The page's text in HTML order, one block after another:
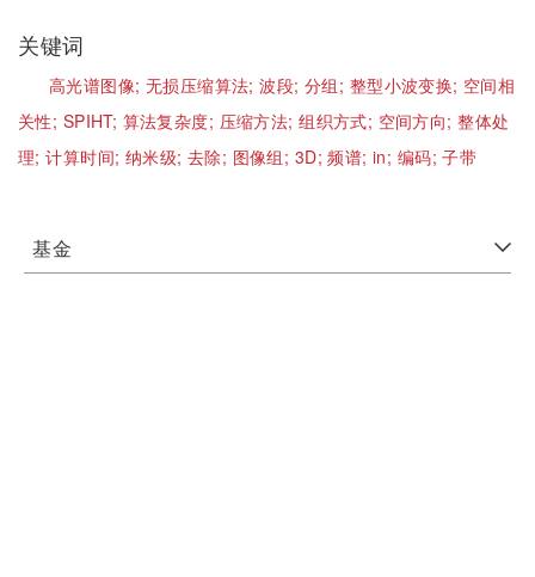
关键词
高光谱图像; 无损压缩算法;波段;分组; 整型小波变换; 空间相
关性; SPIHT; 算法复杂度; 压缩方法;组织方式; 空间方向;整体处
理;计算时间; 纳米级; 去除; 图像组; 3D;频谱;in; 编码;子带
基金